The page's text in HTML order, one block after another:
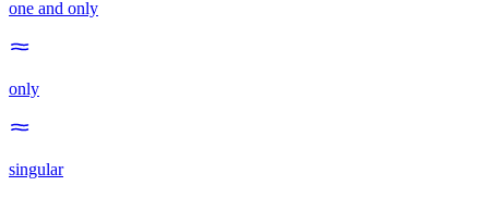
one and only
only
singular